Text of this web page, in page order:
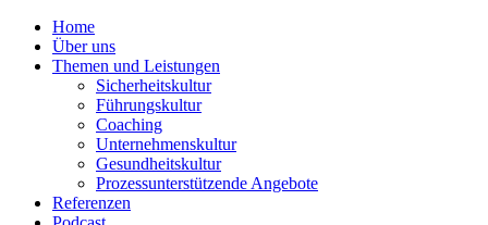
Home
Über uns
Themen und Leistungen
Sicher­heits­kultur
Führungs­kultur
Coaching
Unter­neh­mens­kultur
Gesund­heits­kultur
Prozess­un­ter­stüt­zende Angebote
Referenzen